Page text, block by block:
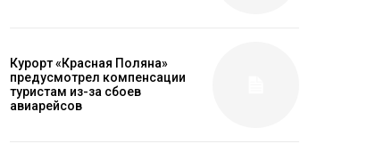
Курорт «Красная Поляна»
предусмотрел компенсации
туристам из-за сбоев
авиарейсов